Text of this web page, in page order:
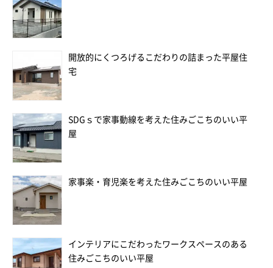
開放的にくつろげるこだわりの詰まった平屋住
宅
SDGｓで家事動線を考えた住みごこちのいい平
屋
家事楽・育児楽を考えた住みごこちのいい平屋
インテリアにこだわったワークスペースのある
住みごこちのいい平屋